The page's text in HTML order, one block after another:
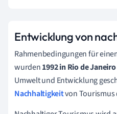
Entwicklung von
Rahmenbedingungen für
wurden1992 in Rio de Janeiro
Umwelt und Entwicklung
Nachhaltigkeitvon